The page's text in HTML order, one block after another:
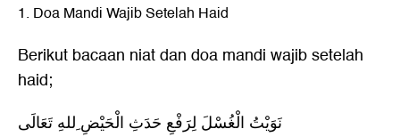
1. Doa Mandi Wajib Setelah Haid
Berikut bacaan niat dan doa mandi wajib setelah
haid;
نَوَيْتُ الْغُسْلَ لِرَفْعِ حَدَثِ الْحَيْضِ ِللهِ تَعَالَى